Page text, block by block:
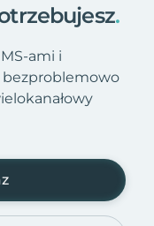
.
ami i
bezproblemowo